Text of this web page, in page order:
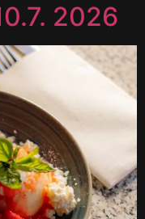
2026